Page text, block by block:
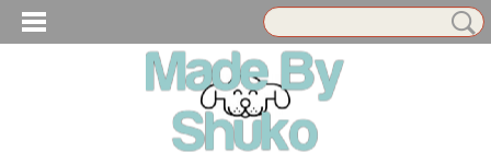
EN HUISDIER ACCESSOIRES